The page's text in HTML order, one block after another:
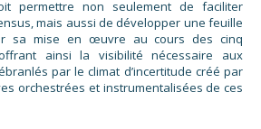
permettre non seulement de faciliter
mais aussi de développer une feuille
sa mise en œuvre au cours des cinq
ainsi la visibilité nécessaire aux
par le climat d’incertitude créé par
orchestrées et instrumentalisées de ces